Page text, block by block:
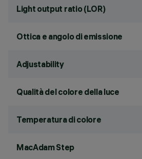
Light output ratio (LOR)
Ottica e angolo di emissione
Adjustability
Qualità del colore della luce
Temperatura di colore
MacAdam Step